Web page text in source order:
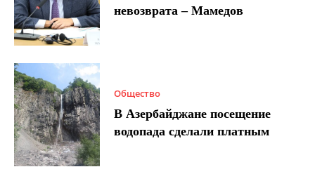
невозврата – Мамедов
Общество
В Азербайджане посещение
водопада сделали платным